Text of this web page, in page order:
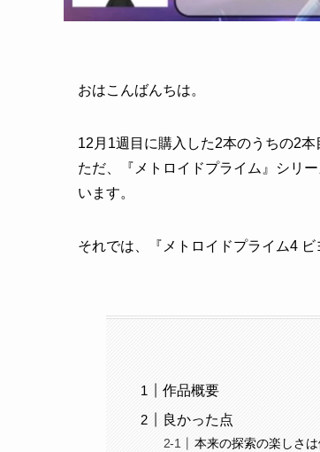
おはこんばんちは。
12月1週目に購入した2本のうちの2
ただ、『メトロイドプライム』シリ
います。
それでは、『メトロイドプライム4
作品概要
良かった点
本来の探索の楽しさ